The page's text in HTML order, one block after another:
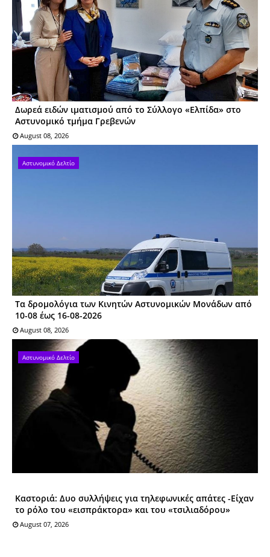
Δωρεά ειδών ιματισμού από το Σύλλογο «Ελπίδα» στο
Αστυνομικό τμήμα Γρεβενών
August 08, 2026
Αστυνομικό Δελτίο
Tα δρομολόγια των Κινητών Αστυνομικών Μονάδων από
10-08 έως 16-08-2026
August 08, 2026
Αστυνομικό Δελτίο
Καστοριά: Δυο συλλήψεις για τηλεφωνικές απάτες -Είχαν
το ρόλο του «εισπράκτορα» και του «τσιλιαδόρου»
August 07, 2026